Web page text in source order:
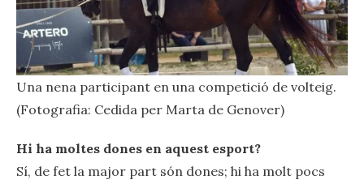
Una nena participant en una competició de volteig.
(Fotografia: Cedida per Marta de Genover)
Hi ha moltes dones en aquest esport?
Sí, de fet la major part són dones; hi ha molt pocs